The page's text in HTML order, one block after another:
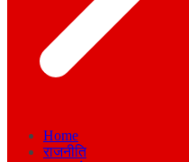
Home
राजनीति